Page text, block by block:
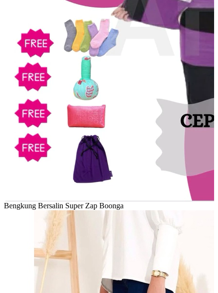
Bengkung Bersalin Super Zap Boonga